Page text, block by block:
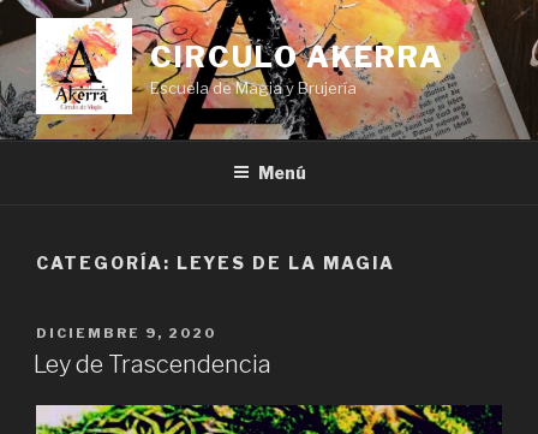
Saltar
al
contenido
CIRCULO AKERRA
Escuela de Mágia y Brujería
Menú
CATEGORÍA: LEYES DE LA MAGIA
PUBLICADO
EL
DICIEMBRE 9, 2020
Ley de Trascendencia